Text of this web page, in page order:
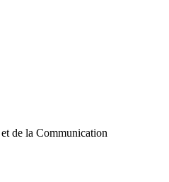
de la Communication